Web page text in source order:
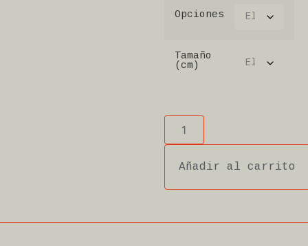
Opciones
Tamaño
(cm)
Añadir al carrito